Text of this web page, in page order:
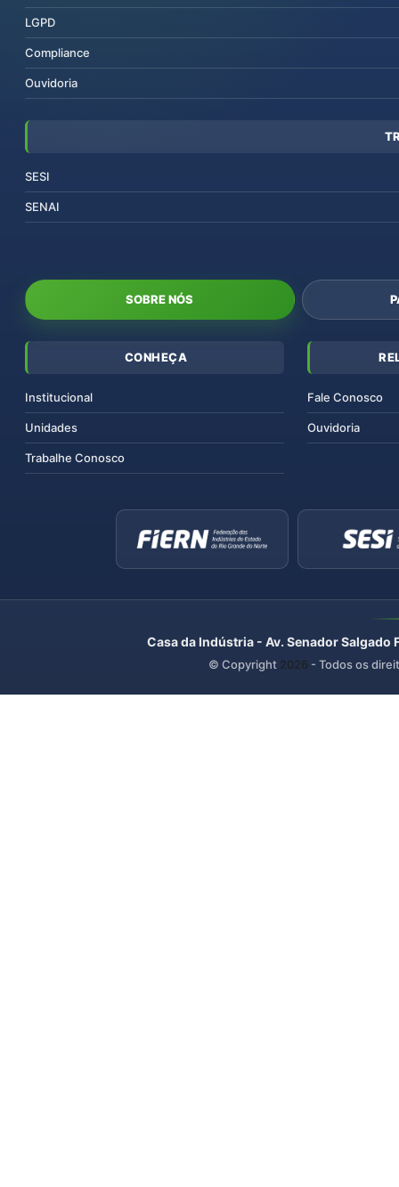
LGPD
Compliance
Ouvidoria
SESI
SENAI
SOBRE NÓS
CONHEÇA
Institucional
Unidades
Trabalhe Conosco
Fale Conosco
Ouvidoria
Casa da Indústria - Av. Senador
© Copyright 2026 - Todos os